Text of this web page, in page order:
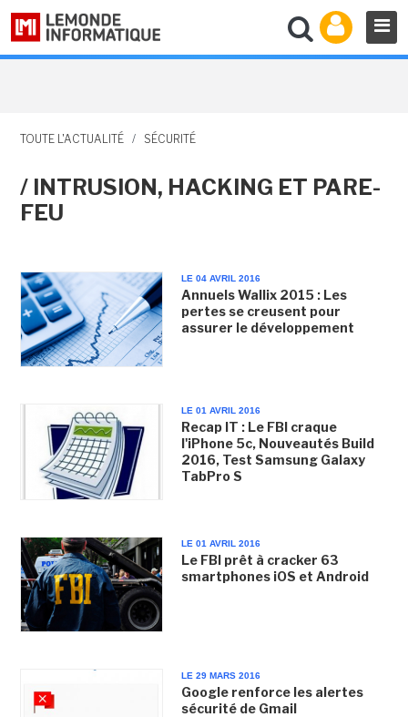
TOUTE L'ACTUALITÉ / SÉCURITÉ
/ INTRUSION, HACKING ET PARE-
FEU
LE 04 AVRIL 2016
Annuels Wallix 2015 : Les
pertes se creusent pour
assurer le développement
LE 01 AVRIL 2016
Recap IT : Le FBI craque
l'iPhone 5c, Nouveautés Build
2016, Test Samsung Galaxy
TabPro S
LE 01 AVRIL 2016
Le FBI prêt à cracker 63
smartphones iOS et Android
LE 29 MARS 2016
Google renforce les alertes
sécurité de Gmail